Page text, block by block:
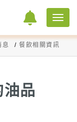
息 餐飲相關資訊
品